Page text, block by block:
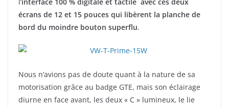
écrans de 12 et 15 pouces qui libèrent la planche de
bord du moindre bouton superflu.
Nous n’avions pas de doute quant à la nature de sa
motorisation grâce au badge GTE, mais son éclairage
diurne en face avant, les deux « C » lumineux, le lie